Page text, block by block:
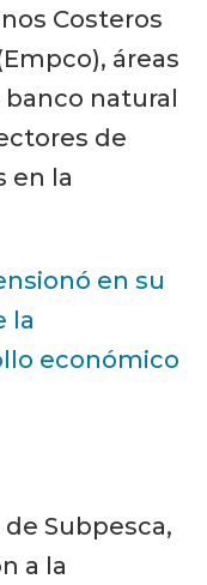
Costeros
áreas
natural
de
en la
en su
la
económico
Subpesca,
a la